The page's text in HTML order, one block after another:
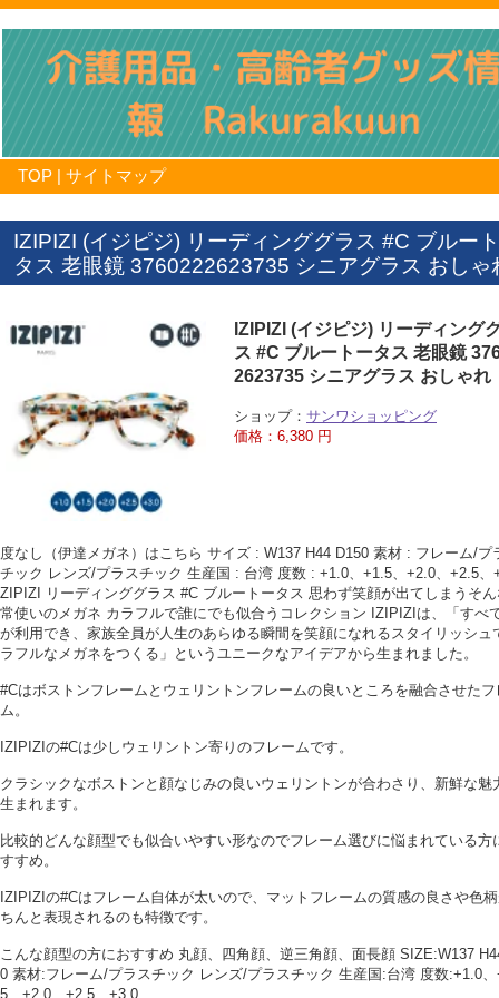
TOP | サイトマップ
IZIPIZI (イジピジ) リーディンググラス #C ブルー
タス 老眼鏡 3760222623735 シニアグラス おしゃ
IZIPIZI (イジピジ) リーディング
ス #C ブルートータス 老眼鏡
2623735 シニアグラス おしゃれ
ショップ： サンワショッピング
価格：6,380 円
度なし（伊達メガネ）はこちら サイズ : W137 H44 D150 素材 : フレーム/プ
チック レンズ/プラスチック 生産国 : 台湾 度数 : +1.0、+1.5、+2.0、+2.5、
ZIPIZI リーディンググラス #C ブルートータス 思わず笑顔が出てしまうそ
常使いのメガネ カラフルで誰にでも似合うコレクション IZIPIZIは、「すべ
が利用でき、家族全員が人生のあらゆる瞬間を笑顔になれるスタイリッシュ
ラフルなメガネをつくる」というユニークなアイデアから生まれました。
#Cはボストンフレームとウェリントンフレームの良いところを融合させたフ
ム。
IZIPIZIの#Cは少しウェリントン寄りのフレームです。
クラシックなボストンと顔なじみの良いウェリントンが合わさり、新鮮な魅
生まれます。
比較的どんな顔型でも似合いやすい形なのでフレーム選びに悩まれている方
すすめ。
IZIPIZIの#Cはフレーム自体が太いので、マットフレームの質感の良さや色
ちんと表現されるのも特徴です。
こんな顔型の方におすすめ 丸顔、四角顔、逆三角顔、面長顔 SIZE:W137
0 素材:フレーム/プラスチック レンズ/プラスチック 生産国:台湾 度数:+1.0
5、+2.0、+2.5、+3.0